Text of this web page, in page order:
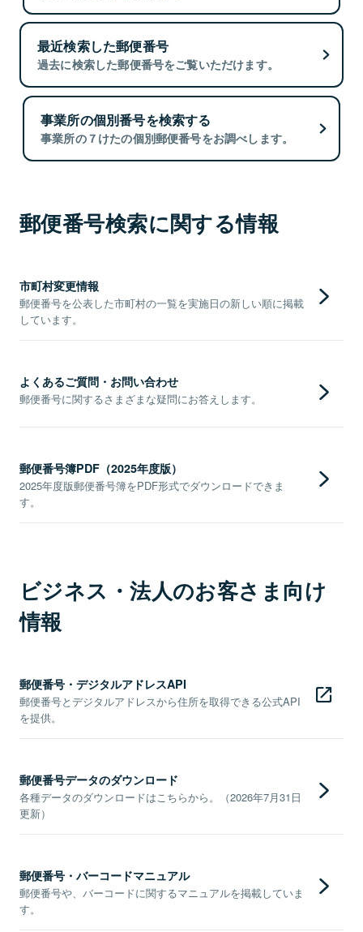
最近検索した郵便番号
過去に検索した郵便番号をご覧いただけます。
事業所の個別番号を検索する
事業所の７けたの個別郵便番号をお調べします。
郵便番号検索に関する情報
市町村変更情報
郵便番号を公表した市町村の一覧を実施日の新しい順に掲載
しています。
よくあるご質問・お問い合わせ
郵便番号に関するさまざまな疑問にお答えします。
郵便番号簿PDF（2025年度版）
2025年度版郵便番号簿をPDF形式でダウンロードできま
す。
ビジネス・法人のお客さま向け
情報
郵便番号・デジタルアドレスAPI
郵便番号とデジタルアドレスから住所を取得できる公式API
を提供。
郵便番号データのダウンロード
各種データのダウンロードはこちらから。（2026年7月31日
更新）
郵便番号・バーコードマニュアル
郵便番号や、バーコードに関するマニュアルを掲載していま
す。